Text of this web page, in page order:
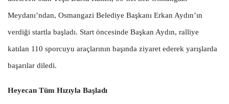
Meydanı’ndan, Osmangazi Belediye Başkanı Erkan Aydın’ın
verdiği startla başladı. Start öncesinde Başkan Aydın, ralliye
katılan 110 sporcuyu araçlarının başında ziyaret ederek yarışlarda
başarılar diledi.
Heyecan Tüm Hızıyla Başladı